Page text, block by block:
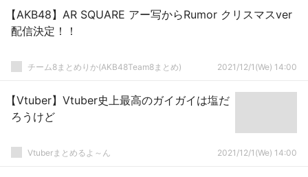
【AKB48】AR SQUARE アー写からRumor クリスマスver
配信決定！！
チーム8まとめりか(AKB48Team8まとめ) 2021/12/1(We) 14:00
【Vtuber】Vtuber史上最高のガイガイは塩だ
ろうけど
Vtuberまとめるよ～ん 2021/12/1(We) 14:00